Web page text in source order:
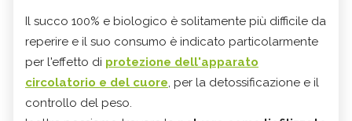
Il succo 100% e biologico è solitamente più difficile da
reperire e il suo consumo è indicato particolarmente
per l'effetto di protezione dell'apparato
circolatorio e del cuore, per la detossificazione e il
controllo del peso.